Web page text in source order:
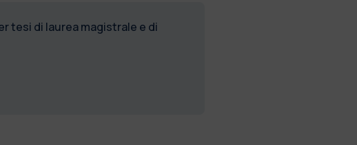
tesi di laurea magistrale e di